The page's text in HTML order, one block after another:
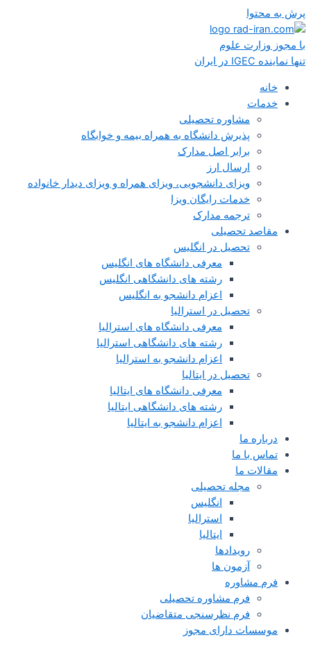
پرش به محتوا
با مجوز وزارت علوم
تنها نماینده IGEC در ایران
خانه
خدمات
مشاوره تحصیلی
پذیرش دانشگاه به همراه بیمه و خوابگاه
برابر اصل مدارک
ارسال ارز
ویزای دانشجویی، ویزای همراه و ویزای دیدار خانواده
خدمات رایگان ویزا
ترجمه مدارک
مقاصد تحصیلی
تحصیل در انگلیس
معرفی دانشگاه های انگلیس
رشته های دانشگاهی انگلیس
اعزام دانشجو به انگلیس
تحصیل در استرالیا
معرفی دانشگاه های استرالیا
رشته های دانشگاهی استرالیا
اعزام دانشجو به استرالیا
تحصیل در ایتالیا
معرفی دانشگاه های ایتالیا
رشته های دانشگاهی ایتالیا
اعزام دانشجو به ایتالیا
درباره ما
تماس با ما
مقالات ما
مجله تحصیلی
انگلیس
استرالیا
ایتالیا
رویدادها
آزمون ها
فرم مشاوره
فرم مشاوره تحصیلی
فرم نظرسنجی متقاضیان
موسسات دارای مجوز